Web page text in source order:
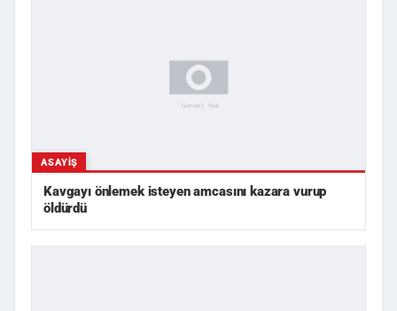
ASAYIŞ
Kavgayı önlemek isteyen amcasını kazara vurup
öldürdü